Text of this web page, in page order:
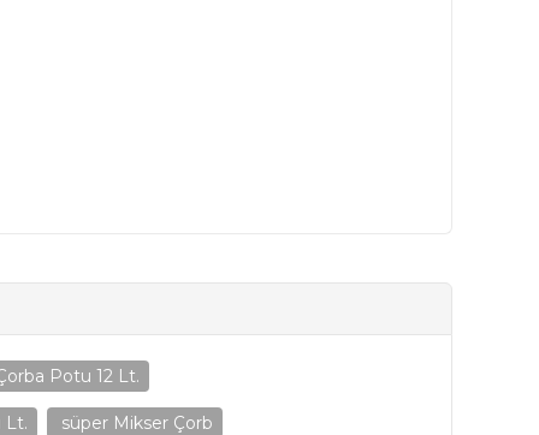
Potu 12 Lt.
Lt. süper Mikser Çorb